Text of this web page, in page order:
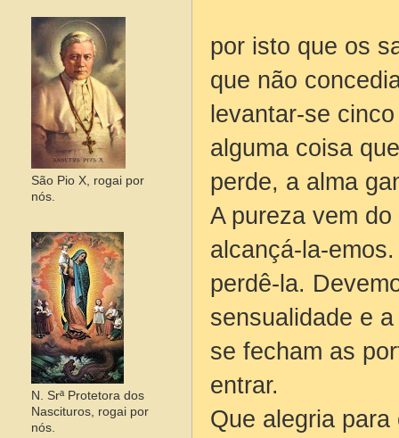
por isto que os
que não
levantar-se
alguma coisa
perde, a alma
A pureza vem
alcançá-la-
perdê-la.
sensualidade e
se fecham as
entrar.
Que alegria
São Pio X, rogai por
nós.
N. Srª Protetora dos
Nascituros, rogai por
nós.